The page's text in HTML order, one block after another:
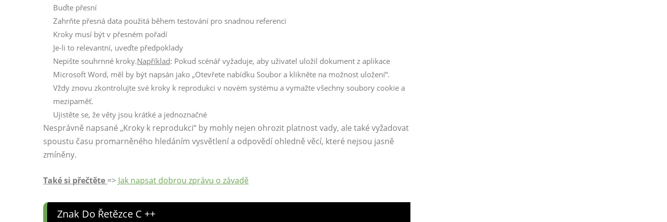
Buďte přesní
Zahrňte přesná data použitá během testování pro snadnou referenci
Kroky musí být v přesném pořadí
Je-li to relevantní, uveďte předpoklady
Nepište souhrnné kroky.Například: Pokud scénář vyžaduje, aby uživatel uložil dokument z aplikace
Microsoft Word, měl by být napsán jako „Otevřete nabídku Soubor a klikněte na možnost uložení“.
Vždy znovu zkontrolujte své kroky k reprodukci v novém systému a vymažte všechny soubory cookie a
mezipaměť.
Ujistěte se, že věty jsou krátké a jednoznačné
Nesprávně napsané „Kroky k reprodukci“ by mohly nejen ohrozit platnost vady, ale také vyžadovat
spoustu času promarněného hledáním vysvětlení a odpovědí ohledně věcí, které nejsou jasně
zmíněny.
Také si přečtěte => Jak napsat dobrou zprávu o závadě
Znak Do Řetězce C ++